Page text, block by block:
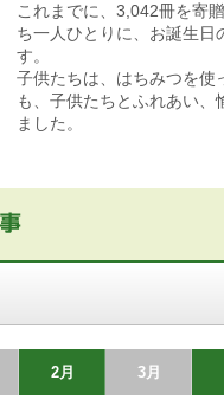
これまでに、3,042冊を寄
ち一人ひとりに、お誕生日
す。
子供たちは、はちみつを使
も、子供たちとふれあい、
ました。
2月 3月